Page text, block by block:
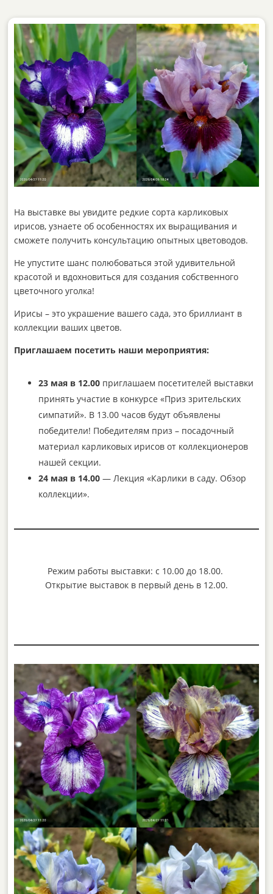
На выставке вы увидите редкие сорта карликовых
ирисов, узнаете об особенностях их выращивания и
сможете получить консультацию опытных цветоводов.
Не упустите шанс полюбоваться этой удивительной
красотой и вдохновиться для создания собственного
цветочного уголка!
Ирисы – это украшение вашего сада, это бриллиант в
коллекции ваших цветов.
Приглашаем посетить наши мероприятия:
23 мая в 12.00 приглашаем посетителей выставки
принять участие в конкурсе «Приз зрительских
симпатий». В 13.00 часов будут объявлены
победители! Победителям приз – посадочный
материал карликовых ирисов от коллекционеров
нашей секции.
24 мая в 14.00 — Лекция «Карлики в саду. Обзор
коллекции».
Режим работы выставки: с 10.00 до 18.00.
Открытие выставок в первый день в 12.00.